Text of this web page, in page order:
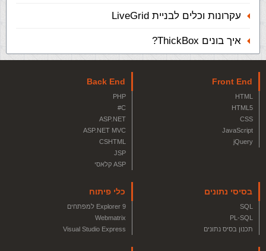
עקרונות וכלים לבניית LiveGrid
איך בונים ThickBox?
Front End
HTML
HTML5
CSS
JavaScript
jQuery
Back End
PHP
C#
ASP.NET
ASP.NET MVC
CSHTML
JSP
ASP קלאסי
בסיסי נתונים
SQL
PL-SQL
תכנון בסיס נתונים
כלי פיתוח
Explorer 9 למפתחים
Webmatrix
Visual Studio Express